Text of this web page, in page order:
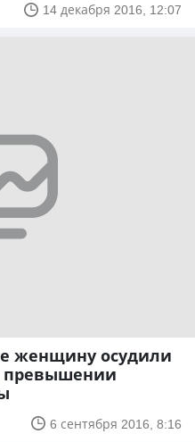
14 декабря 2016, 12:07
женщину осудили
превышении
6 сентября 2016, 8:16